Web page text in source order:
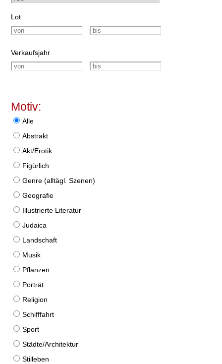
Lot
Verkaufsjahr
Motiv:
Alle
Abstrakt
Akt/Erotik
Figürlich
Genre (alltägl. Szenen)
Geografie
Illustrierte Literatur
Judaica
Landschaft
Musik
Pflanzen
Porträt
Religion
Schifffahrt
Sport
Städte/Architektur
Stilleben